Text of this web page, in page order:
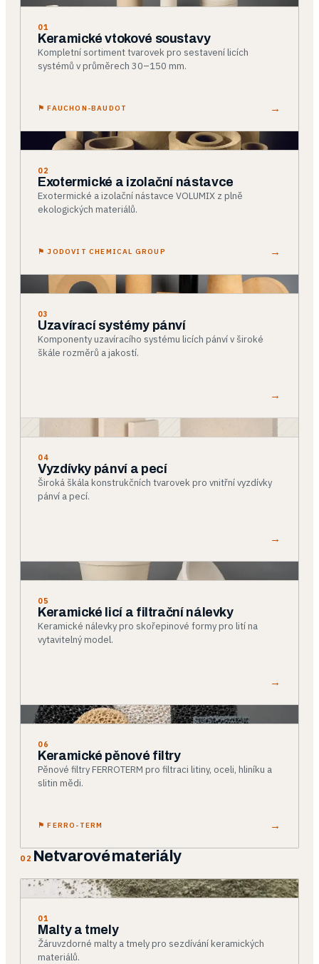
01
Keramické vtokové soustavy
Kompletní sortiment tvarovek pro sestavení licích
systémů v průměrech 30–150 mm.
⚑FAUCHON-BAUDOT →
02
Exotermické a izolační nástavce
Exotermické a izolační nástavce VOLUMIX z plně
ekologických materiálů.
⚑JODOVIT CHEMICAL GROUP →
03
Uzavírací systémy pánví
Komponenty uzavíracího systému licích pánví v široké
škále rozměrů a jakostí.
→
04
Vyzdívky pánví a pecí
Široká škála konstrukčních tvarovek pro vnitřní vyzdívky
pánví a pecí.
→
05
Keramické licí a filtrační nálevky
Keramické nálevky pro skořepinové formy pro lití na
vytavitelný model.
→
06
Keramické pěnové filtry
Pěnové filtry FERROTERM pro filtraci litiny, oceli, hliníku a
slitin mědi.
⚑FERRO-TERM →
02 Netvarové materiály
01
Malty a tmely
Žáruvzdorné malty a tmely pro sezdívání keramických
materiálů.